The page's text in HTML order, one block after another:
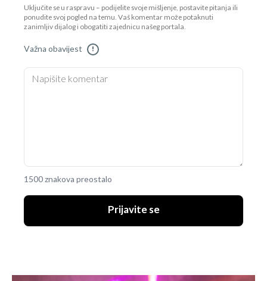
Uključite se u raspravu – podijelite svoje mišljenje, postavite pitanja ili
ponudite svoj pogled na temu. Vaš komentar može potaknuti
zanimljiv dijalog i obogatiti zajednicu našeg portala.
Važna obavijest !
1500 znakova preostalo
Prijavite se